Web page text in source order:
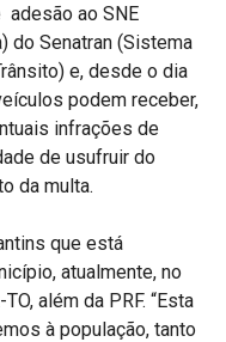
adesão ao SNE
do Senatran (Sistema
e, desde o dia
podem receber,
infrações de
de usufruir do
da multa.
que está
atualmente, no
além da PRF. “Esta
à população, tanto